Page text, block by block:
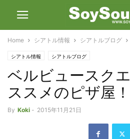
Home シアトル情報 シアトルブログ
シアトル情報 シアトルブログ
ベルビュースク
ススメのピザ屋！
By Koki - 2015年11月21日